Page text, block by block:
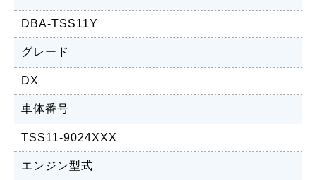
DBA-TSS11Y
グレード
DX
車体番号
TSS11-9024XXX
エンジン型式